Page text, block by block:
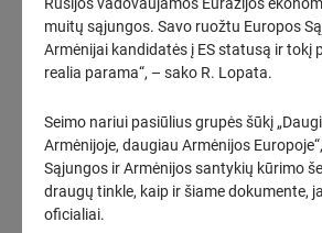
2026-08-0715:52
„Energesman“: Meras pasitelkė juodąsias
dirbome nuostolingai, ką gali „išvesti“ iš
2026-08-07 15:34
Seimo nario S. Čaplinsko pranešimas:
yra svarbiausia Lietuvos sveikatos
Lietuvos sveikatos sistemoje taip sunku
dalis“
(3)
muitų sąjungos. Savo ruožtu Europos
Armėnijai kandidatės į ES statusą ir tokį
realia parama“, – sako R. Lopata.
Seimo nariui pasiūlius grupės šūkį
Armėnijoje, daugiau Armėnijos
Sąjungos ir Armėnijos santykių kūrimo
draugų tinkle, kaip ir šiame dokumente,
oficialiai.